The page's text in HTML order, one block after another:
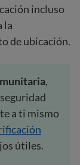
incluso
la
de ubicación.
,
a ti mismo
útiles.